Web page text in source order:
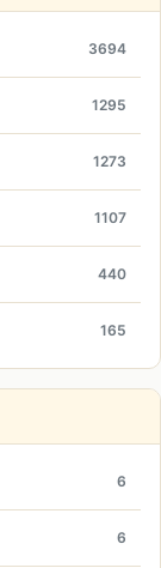
3694
1295
1273
1107
440
165
6
6